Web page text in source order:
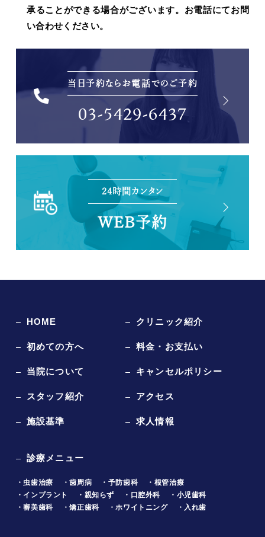
承ることができる場合がございます。お電話にてお問
い合わせください。
当日予約ならお電話でのご予約
03-5429-6437
24時間カンタン
WEB予約
HOME
初めての方へ
当院について
スタッフ紹介
施設基準
クリニック紹介
料金・お支払い
キャンセルポリシー
アクセス
求人情報
診療メニュー
・虫歯治療 ・歯周病 ・予防歯科
・根管治療
・インプラント
・親知らず ・口腔外科
・小児歯科
・審美歯科
・矯正歯科 ・ホワイトニング ・入れ歯